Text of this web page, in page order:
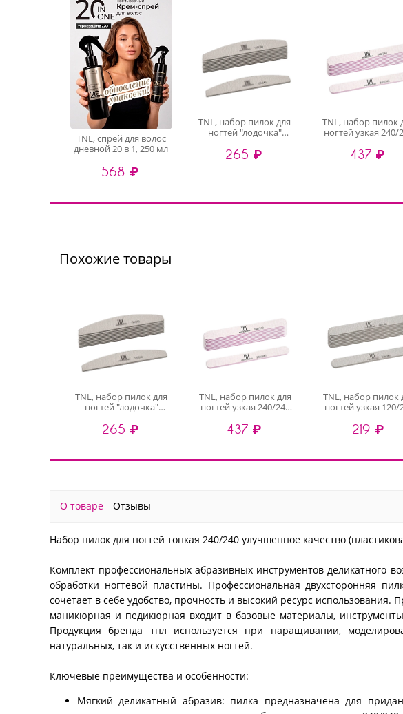
TNL, спрей для волос
дневной 20 в 1, 250 мл
568 ₽
TNL, набор пилок для
ногтей "лодочка"
(серые), 10 шт
265 ₽
TNL, набор пилок
ногтей узкая 240/
(серые), 10 шт
437 ₽
Похожие товары
TNL, набор пилок для
ногтей "лодочка"
(серые), 10 шт
265 ₽
TNL, набор пилок для
ногтей узкая 240/240
(серые), 10 шт
437 ₽
TNL, набор пилок
ногтей узкая 120/
шт
219 ₽
О товаре Отзывы
Набор пилок для ногтей тонкая 240/240 улучшенное качество
Комплект профессиональных абразивных инструментов деликатного
обработки ногтевой пластины. Профессиональная двухсторонняя
сочетает в себе удобство, прочность и высокий ресурс использования.
маникюрная и педикюрная входит в базовые материалы,
Продукция бренда тнл используется при наращивании,
натуральных, так и искусственных ногтей.
Ключевые преимущества и особенности:
Мягкий деликатный абразив: пилка предназначена для